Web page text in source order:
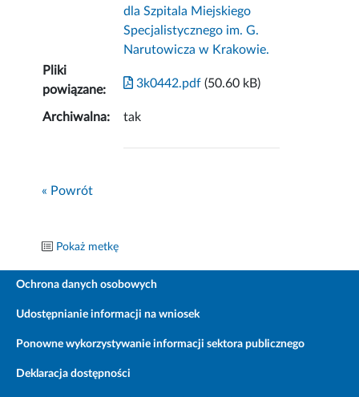
dla Szpitala Miejskiego
Specjalistycznego im. G.
Narutowicza w Krakowie.
Pliki
powiązane:
3k0442.pdf (50.60 kB)
Archiwalna: tak
« Powrót
Pokaż metkę
Ochrona danych osobowych
Udostępnianie informacji na wniosek
Ponowne wykorzystywanie informacji sektora publicznego
Deklaracja dostępności